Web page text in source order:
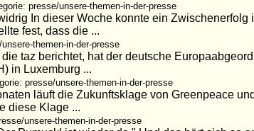
presse/unsere-themen-in-der-presse
In dieser Woche konnte ein Zwischenerfolg
fest, dass die ...
themen-in-der-presse
taz berichtet, hat der deutsche
in Luxemburg ...
presse/unsere-themen-in-der-presse
läuft die Zukunftsklage von Greenpeace
diese Klage ...
unsere-themen-in-der-presse